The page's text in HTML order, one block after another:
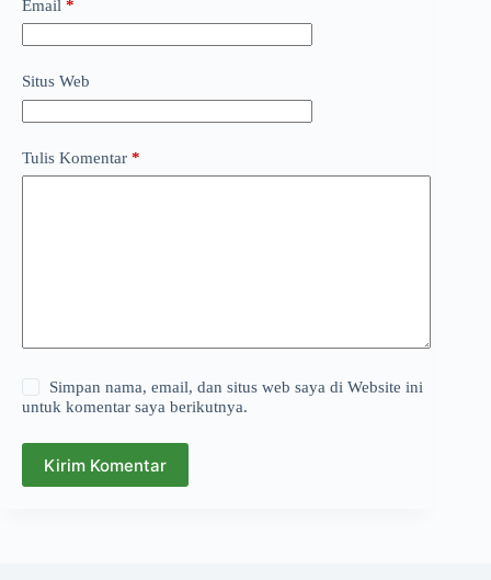
Email *
Situs Web
Tulis Komentar *
Simpan nama, email, dan situs web saya di Website ini
untuk komentar saya berikutnya.
Kirim Komentar